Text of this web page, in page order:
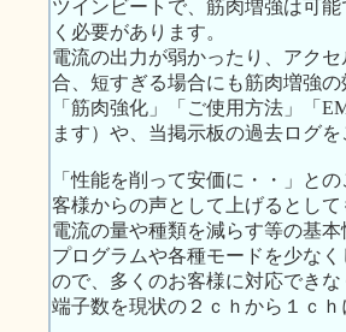
ツインビートで、筋肉増強は可
く必要があります。
電流の出力が弱かったり、アク
合、短すぎる場合にも筋肉増強の
「筋肉強化」「ご使用方法」「
ます）や、当掲示板の過去ログ
「性能を削って安価に・・」と
客様からの声として上げるとし
電流の量や種類を減らす等の基
プログラムや各種モードを少な
ので、多くのお客様に対応できな
端子数を現状の２ｃｈから１ｃ